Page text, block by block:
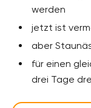
werden
jetzt ist
aber
für einen
drei Tage